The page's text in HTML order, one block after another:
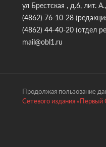
ул Брестская , д.6, лит.
(4862) 76-10-28
(4862) 44-40-20 (отдел
mail@obl1.ru
Продолжая пользование
Сетевого издания